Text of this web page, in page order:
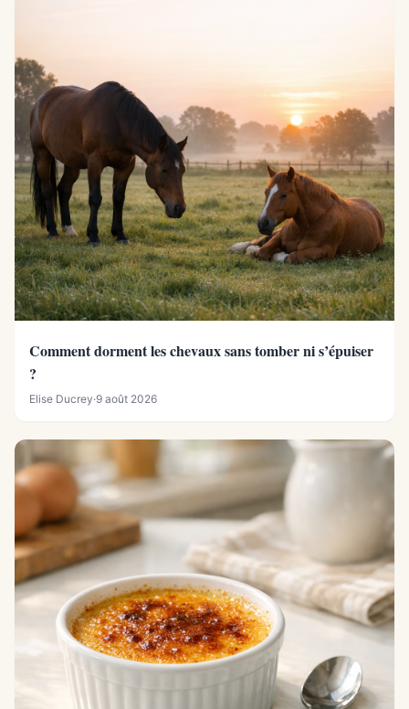
Comment dorment les chevaux sans tomber ni s’épuiser
?
Elise Ducrey·9 août 2026